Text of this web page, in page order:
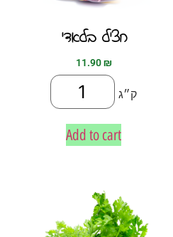
חציל בלאדי
11.90₪
ק״ג
Add to cart